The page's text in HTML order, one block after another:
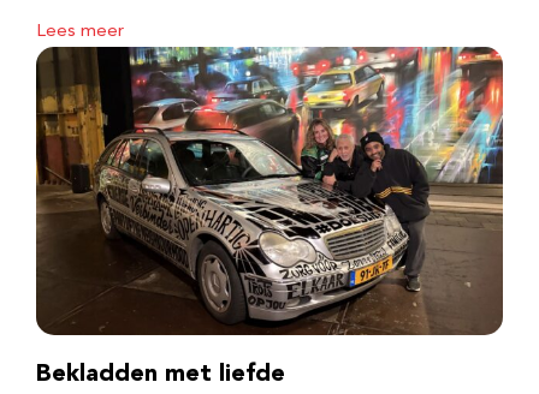
Lees meer
Bekladden met liefde